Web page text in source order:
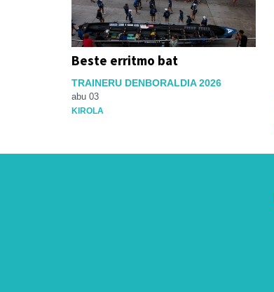
Beste erritmo bat
TRAINERU DENBORALDIA 2026
abu 03
KIROLA